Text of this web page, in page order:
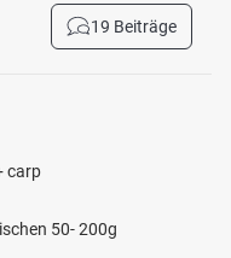
19 Beiträge
carp
50- 200g